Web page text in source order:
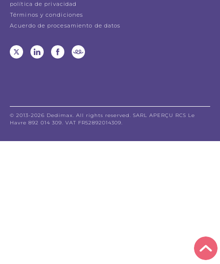
política de privacidad
Términos y condiciones
Acuerdo de procesamiento de datos
© 2013-2026 Dedimax. All rights reserved. SARL APERÇU RCS Le
Havre 892 014 309. VAT FR52892014309.